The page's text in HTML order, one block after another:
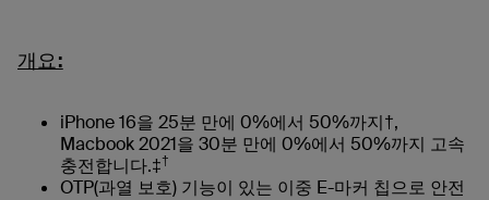
개요:
iPhone 16을 25분 만에 0%에서 50%까지†,
Macbook 2021을 30분 만에 0%에서 50%까지 고속
충전합니다.‡†
OTP(과열 보호) 기능이 있는 이중 E-마커 칩으로 안전